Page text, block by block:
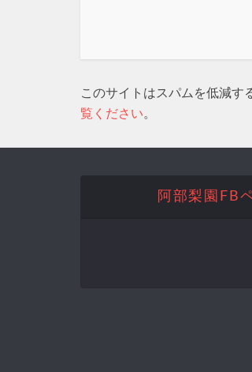
このサイトはスパムを低減す
覧ください。
阿部梨園FB